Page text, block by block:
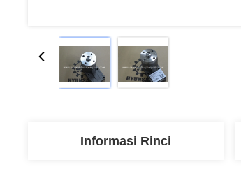
Informasi Rinci